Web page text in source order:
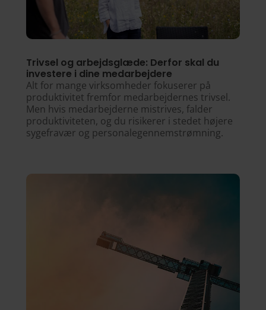
Trivsel og arbejdsglæde: Derfor skal du
investere i dine medarbejdere
Alt for mange virksomheder fokuserer på
produktivitet fremfor medarbejdernes trivsel.
Men hvis medarbejderne mistrives, falder
produktiviteten, og du risikerer i stedet højere
sygefravær og personalegennemstrømning.